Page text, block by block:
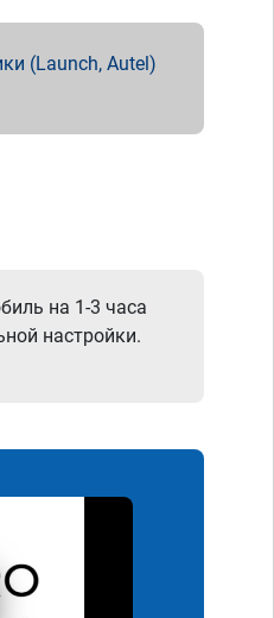
(Launch, Autel)
на 1-3 часа
настройки.